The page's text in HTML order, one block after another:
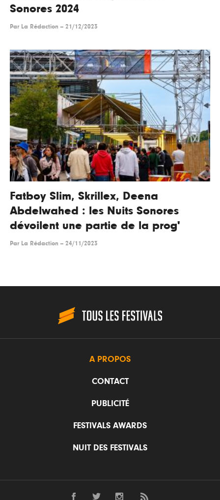
Sonores 2024
Par La Rédaction -- 21/12/2023
Fatboy Slim, Skrillex, Deena
Abdelwahed : les Nuits Sonores
dévoilent une partie de la prog'
Par La Rédaction -- 24/11/2023
A PROPOS
CONTACT
PUBLICITÉ
FESTIVALS AWARDS
NUIT DES FESTIVALS